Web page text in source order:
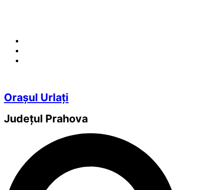
Orașul Urlați
Județul Prahova